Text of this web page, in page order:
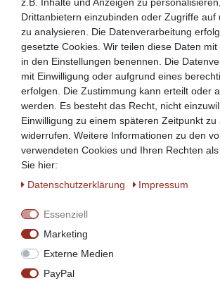
Drittanbietern einzubinden oder Zugriffe auf
zu analysieren. Die Datenverarbeitung
gesetzte Cookies. Wir teilen diese Daten
in den Einstellungen benennen. Die
mit Einwilligung oder aufgrund eines
erfolgen. Die Zustimmung kann erteilt oder
werden. Es besteht das Recht, nicht
Einwilligung zu einem späteren Zeitpunkt
widerrufen. Weitere Informationen zu den
verwendeten Cookies und Ihren Rechten
Sie hier:
Daten­schutz­erklärung
Impressum
Essenziell
Marketing
Externe Medien
PayPal